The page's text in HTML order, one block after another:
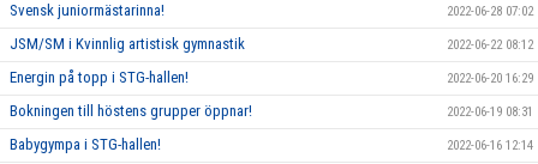
Svensk juniormästarinna! 2022-06-28 07:02
JSM/SM i Kvinnlig artistisk gymnastik 2022-06-22 08:12
Energin på topp i STG-hallen! 2022-06-20 16:29
Bokningen till höstens grupper öppnar! 2022-06-19 08:31
Babygympa i STG-hallen! 2022-06-16 12:14